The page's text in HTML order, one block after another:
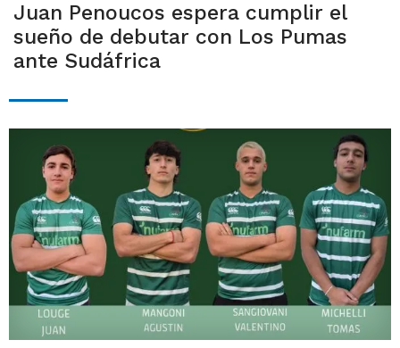
Juan Penoucos espera cumplir el
sueño de debutar con Los Pumas
ante Sudáfrica